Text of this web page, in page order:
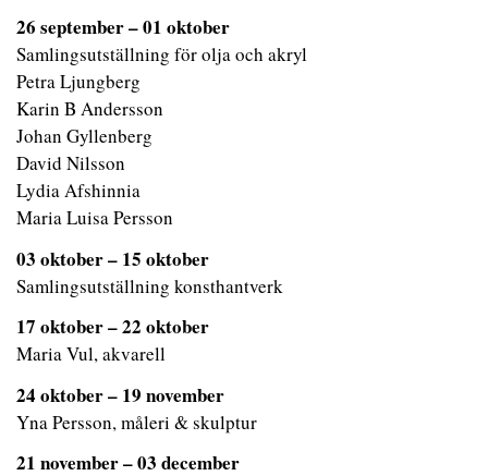
26 september – 01 oktober
Samlingsutställning för olja och akryl
Petra Ljungberg
Karin B Andersson
Johan Gyllenberg
David Nilsson
Lydia Afshinnia
Maria Luisa Persson
03 oktober – 15 oktober
Samlingsutställning konsthantverk
17 oktober – 22 oktober
Maria Vul, akvarell
24 oktober – 19 november
Yna Persson, måleri & skulptur
21 november –03 december